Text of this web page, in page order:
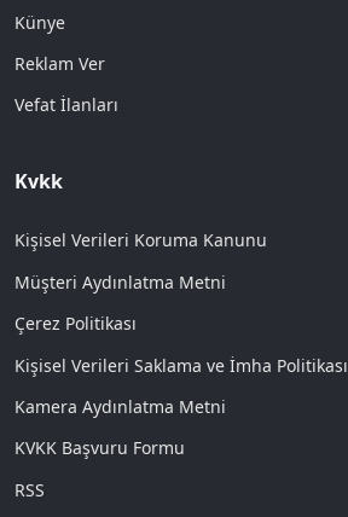
Künye
Reklam Ver
Vefat İlanları
Kvkk
Kişisel Verileri Koruma Kanunu
Müşteri Aydınlatma Metni
Çerez Politikası
Kişisel Verileri Saklama ve İmha Politikası
Kamera Aydınlatma Metni
KVKK Başvuru Formu
RSS